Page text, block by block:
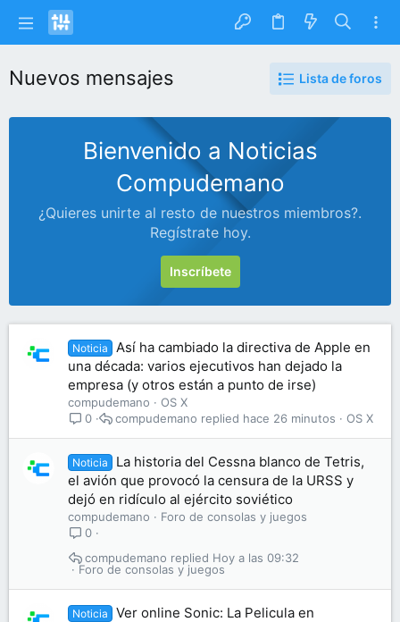
Nuevos mensajes Lista de foros
Bienvenido a Noticias
Compudemano
¿Quieres unirte al resto de nuestros miembros?.
Regístrate hoy.
Inscríbete
Noticia
Así ha cambiado la directiva de Apple en
una década: varios ejecutivos han dejado la
empresa (y otros están a punto de irse)
compudemano
OS X
0
OS X
hace 26 minutos
compudemano
Noticia
La historia del Cessna blanco de Tetris,
el avión que provocó la censura de la URSS y
dejó en ridículo al ejército soviético
compudemano
Foro de consolas y juegos
0
Foro de consolas y juegos
Hoy a las 09:32
compudemano
Noticia
Ver online Sonic: La Pelicula en